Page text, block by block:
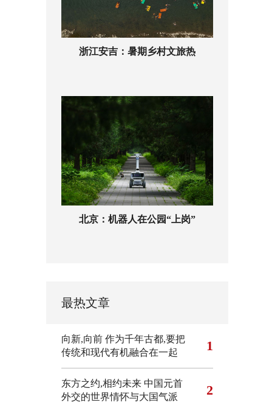
浙江安吉：暑期乡村文旅热
北京：机器人在公园“上岗”
最热文章
向新,向前 作为千年古都,要把
传统和现代有机融合在一起
1
东方之约,相约未来 中国元首
外交的世界情怀与大国气派
2